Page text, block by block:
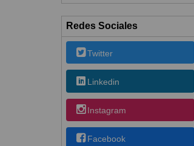
Redes Sociales
Twitter
Linkedin
Instagram
Facebook